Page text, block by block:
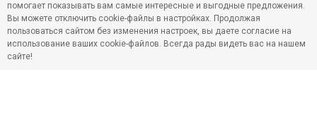
помогает показывать вам самые интересные и выгодные предложения.
Вы можете отключить cookie-файлы в настройках. Продолжая
пользоваться сайтом без изменения настроек, вы даете согласие на
использование ваших cookie-файлов. Всегда рады видеть вас на нашем
сайте!